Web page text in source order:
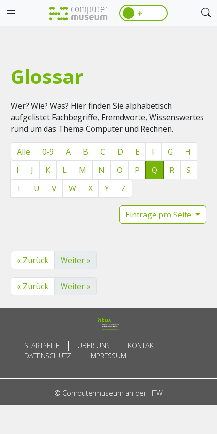
☀️
Glossar
Wer? Wie? Was? Hier finden Sie alphabetisch
aufgelistet Fachbegriffe, Fremdworte, Wissenswertes
rund um das Thema Computer und Rechnen.
Alle 0-9 A B C D E F G
H
I
J K L M N O P Q R
S
T
U V W X Y Z
Einträge pro Seite
« Zurück Weiter »
« Zurück Weiter »
STARTSEITE ÜBER UNS
KONTAKT
DATENSCHUTZ
IMPRESSUM
© Computermuseum an der HTW